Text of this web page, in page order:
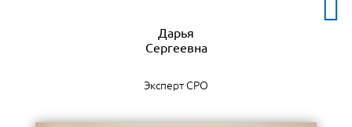
Дарья
Сергеевна
Эксперт СРО